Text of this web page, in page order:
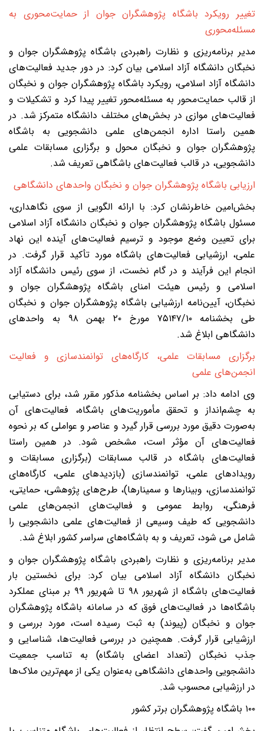
رویکرد باشگاه پژوهشگران جوان از حمایت‌محوری به
برنامه‌ریزی و نظارت راهبردی باشگاه پژوهشگران جوان و
دانشگاه آزاد اسلامی بیان کرد: در دور جدید فعالیت‌های
آزاد اسلامی، رویکرد باشگاه پژوهشگران جوان و نخبگان
قالب حمایت‌محور به مسئله‌محور تغییر پیدا کرد و تشکیلات و
موازی در بخش‌های مختلف دانشگاه متمرکز شد. در
راستا اداره انجمن‌های علمی دانشجویی به باشگاه
جوان و نخبگان محول و برگزاری مسابقات علمی
در قالب فعالیت‌های باشگاهی تعریف شد.
باشگاه پژوهشگران جوان و نخبگان واحدهای دانشگاهی
خاطرنشان کرد: با ارائه الگویی از سوی نگاهداری،
باشگاه پژوهشگران جوان و نخبگان دانشگاه آزاد اسلامی
تعیین وضع موجود و ترسیم فعالیت‌های آینده این نهاد
ارزشیابی فعالیت‌های باشگاه مورد تأکید قرار گرفت. در
این فرآیند و در گام نخست، از سوی رئیس دانشگاه آزاد
و رئیس هیئت امنای باشگاه پژوهشگران جوان و
آیین‌نامه ارزشیابی باشگاه پژوهشگران جوان و نخبگان
طی بخشنامه ۷۵۱۴۷/۱۰ مورخ ۲۰ بهمن ۹۸ به واحدهای
ابلاغ شد.
مسابقات علمی، کارگاه‌های توانمندسازی و فعالیت
علمی
ادامه داد: بر اساس بخشنامه مذکور مقرر شد، برای دستیابی
چشم‌انداز و تحقق مأموریت‌های باشگاه، فعالیت‌های آن
دقیق مورد بررسی قرار گیرد و عناصر و عواملی که بر نحوه
آن مؤثر است، مشخص شود. در همین راستا
باشگاه در قالب مسابقات (برگزاری مسابقات و
علمی، توانمندسازی (بازدیدهای علمی، کارگاه‌های
وبینارها و سمینارها)، طرح‌های پژوهشی، حمایتی،
روابط عمومی و فعالیت‌های انجمن‌های علمی
که طیف وسیعی از فعالیت‌های علمی دانشجویی را
می شود، تعریف و به باشگاه‌های سراسر کشور ابلاغ شد.
برنامه‌ریزی و نظارت راهبردی باشگاه پژوهشگران جوان و
دانشگاه آزاد اسلامی بیان کرد: برای نخستین بار
فعالیت‌های باشگاه از شهریور ۹۸ تا شهریور ۹۹ بر مبنای عملکرد
در فعالیت‌های فوق که در سامانه باشگاه پژوهشگران
و نخبگان (پیوند) به ثبت رسیده است، مورد بررسی و
قرار گرفت. همچنین در بررسی فعالیت‌ها، شناسایی و
نخبگان (تعداد اعضای باشگاه) به تناسب جمعیت
واحدهای دانشگاهی به‌عنوان یکی از مهم‌ترین ملاک‌ها
ارزشیابی محسوب شد.